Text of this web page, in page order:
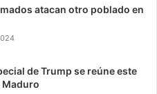
atacan otro poblado en
de Trump se reúne este